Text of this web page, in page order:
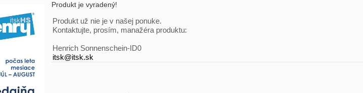
Produkt je vyradený!
Produkt už nie je v našej ponuke.
Kontaktujte, prosím, manažéra produktu:
Henrich Sonnenschein-ID0
itsk@itsk.sk